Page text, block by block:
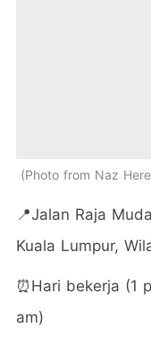
Photo from Naz Here
📍Jalan Raja
Kuala Lumpur,
⏰Hari bekerja (1
am)